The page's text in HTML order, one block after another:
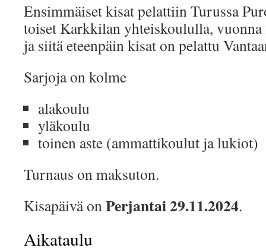
Ensimmäiset kisat pelattiin Turussa
toiset Karkkilan yhteiskoululla, vuonna
ja siitä eteenpäin kisat on pelattu
Sarjoja on kolme
alakoulu
yläkoulu
toinen aste (ammattikoulut ja lukiot)
Turnaus on maksuton.
Kisapäivä onPerjantai 29.11.2024.
Aikataulu